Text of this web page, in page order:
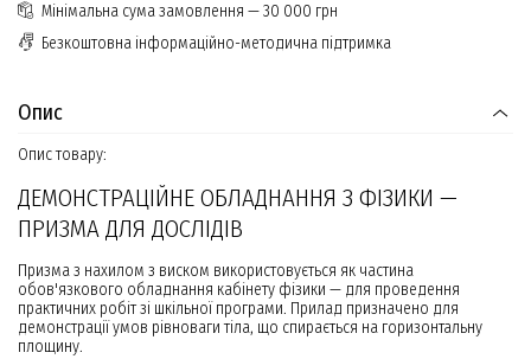
Мінімальна сума замовлення — 30 000 грн
Безкоштовна інформаційно-методична підтримка
Опис
Опис товару:
ДЕМОНСТРАЦІЙНЕ ОБЛАДНАННЯ З ФІЗИКИ —
ПРИЗМА ДЛЯ ДОСЛІДІВ
Призма з нахилом з виском використовується як частина
обов'язкового обладнання кабінету фізики — для проведення
практичних робіт зі шкільної програми. Прилад призначено для
демонстрації умов рівноваги тіла, що спирається на горизонтальну
площину.